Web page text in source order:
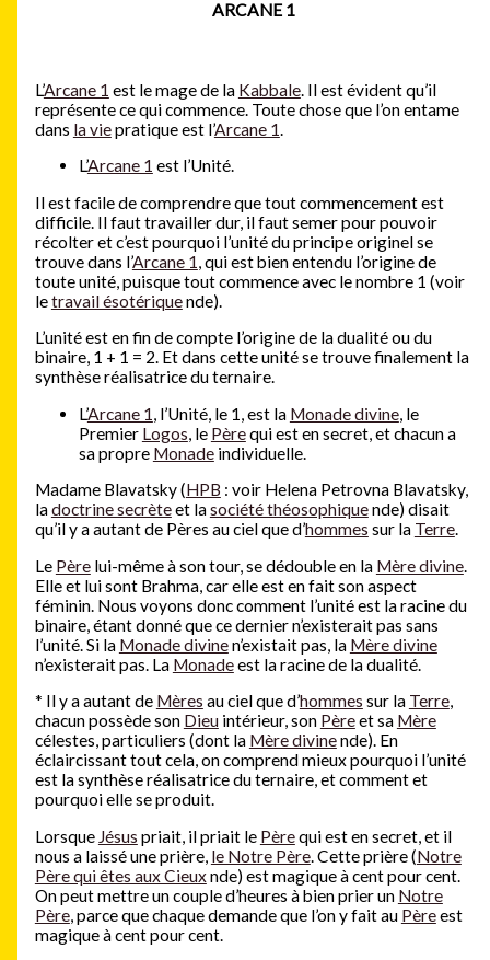
ARCANE 1
L’Arcane 1 est le mage de la Kabbale. Il est évident qu’il
représente ce qui commence. Toute chose que l’on entame
dans la viepratique est l’Arcane 1
L’Arcane 1 est l’Unité.
Il est facile de comprendre que tout commencement est
difficile. Il faut travailler dur, il faut semer pour pouvoir
récolter et c’est pourquoi l’unité du principe originel se
trouve dans l’Arcane 1 , qui est bien entendu l’origine de
toute unité, puisque tout commence avec le nombre 1 (voir
letravail ésotériquende).
L’unité est en fin de compte l’origine de la dualité ou du
binaire, 1 + 1 = 2. Et dans cette unité se trouve finalement la
synthèse réalisatrice du ternaire.
L’Arcane 1 , l’Unité, le 1, est la Monade divine, le
Premier Logos , le Pèrequi est en secret, et chacun a
sa propre Monadeindividuelle.
Madame Blavatsky (HPB : voir Helena Petrovna Blavatsky,
ladoctrine secrèteet lasociété théosophiquende) disait
qu’il y a autant de Pères au ciel que d’hommes sur la Terre.
Le Pèrelui-même à son tour, se dédouble en la Mère divine.
Elle et lui sont Brahma, car elle est en fait son aspect
féminin. Nous voyons donc comment l’unité est la racine du
binaire, étant donné que ce dernier n’existerait pas sans
l’unité. Si la Monade divinen’existait pas, la Mère divine
n’existerait pas. La Monadeest la racine de la dualité.
* Il y a autant de Mères au ciel que d’hommes sur la Terre,
chacun possède son Dieuintérieur, son Pèreet sa Mère
célestes, particuliers (dont la Mère divinende). En
éclaircissant tout cela, on comprend mieux pourquoi l’unité
est la synthèse réalisatrice du ternaire, et comment et
pourquoi elle se produit.
Lorsque Jésus priait, il priait le Pèrequi est en secret, et il
nous a laissé une prière, le Notre Père. Cette prière (Notre
Père qui êtes aux Cieuxnde) est magique à cent pour cent.
On peut mettre un couple d’heures à bien prier un Notre
Père, parce que chaque demande que l’on y fait au Pèreest
magique à cent pour cent.